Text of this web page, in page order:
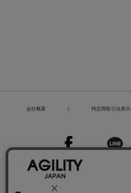
会社概要 特定商取引法表示